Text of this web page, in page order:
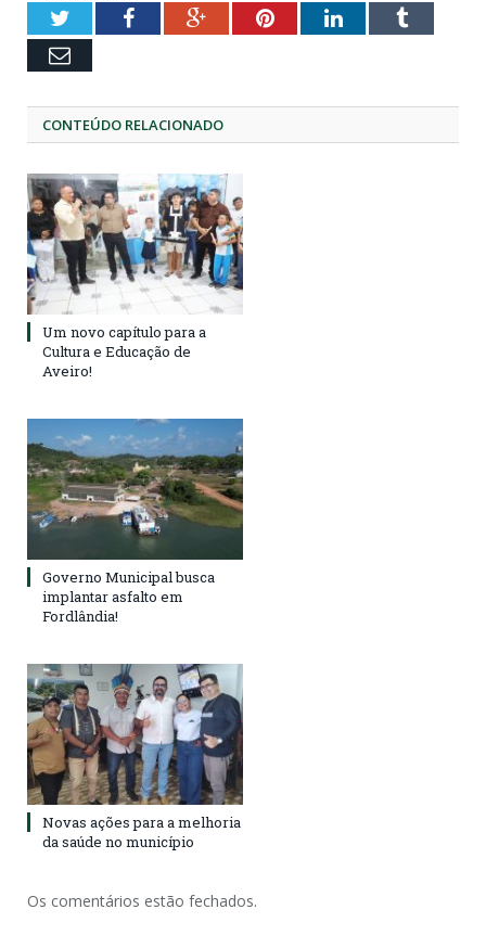
TwitterFacebookGoogle+PinterestLinkedInTumblr
Email
CONTEÚDO RELACIONADO
Um novo capítulo para a
Cultura e Educação de
Aveiro!
Governo Municipal busca
implantar asfalto em
Fordlândia!
Novas ações para a melhoria
da saúde no município
Os comentários estão fechados.